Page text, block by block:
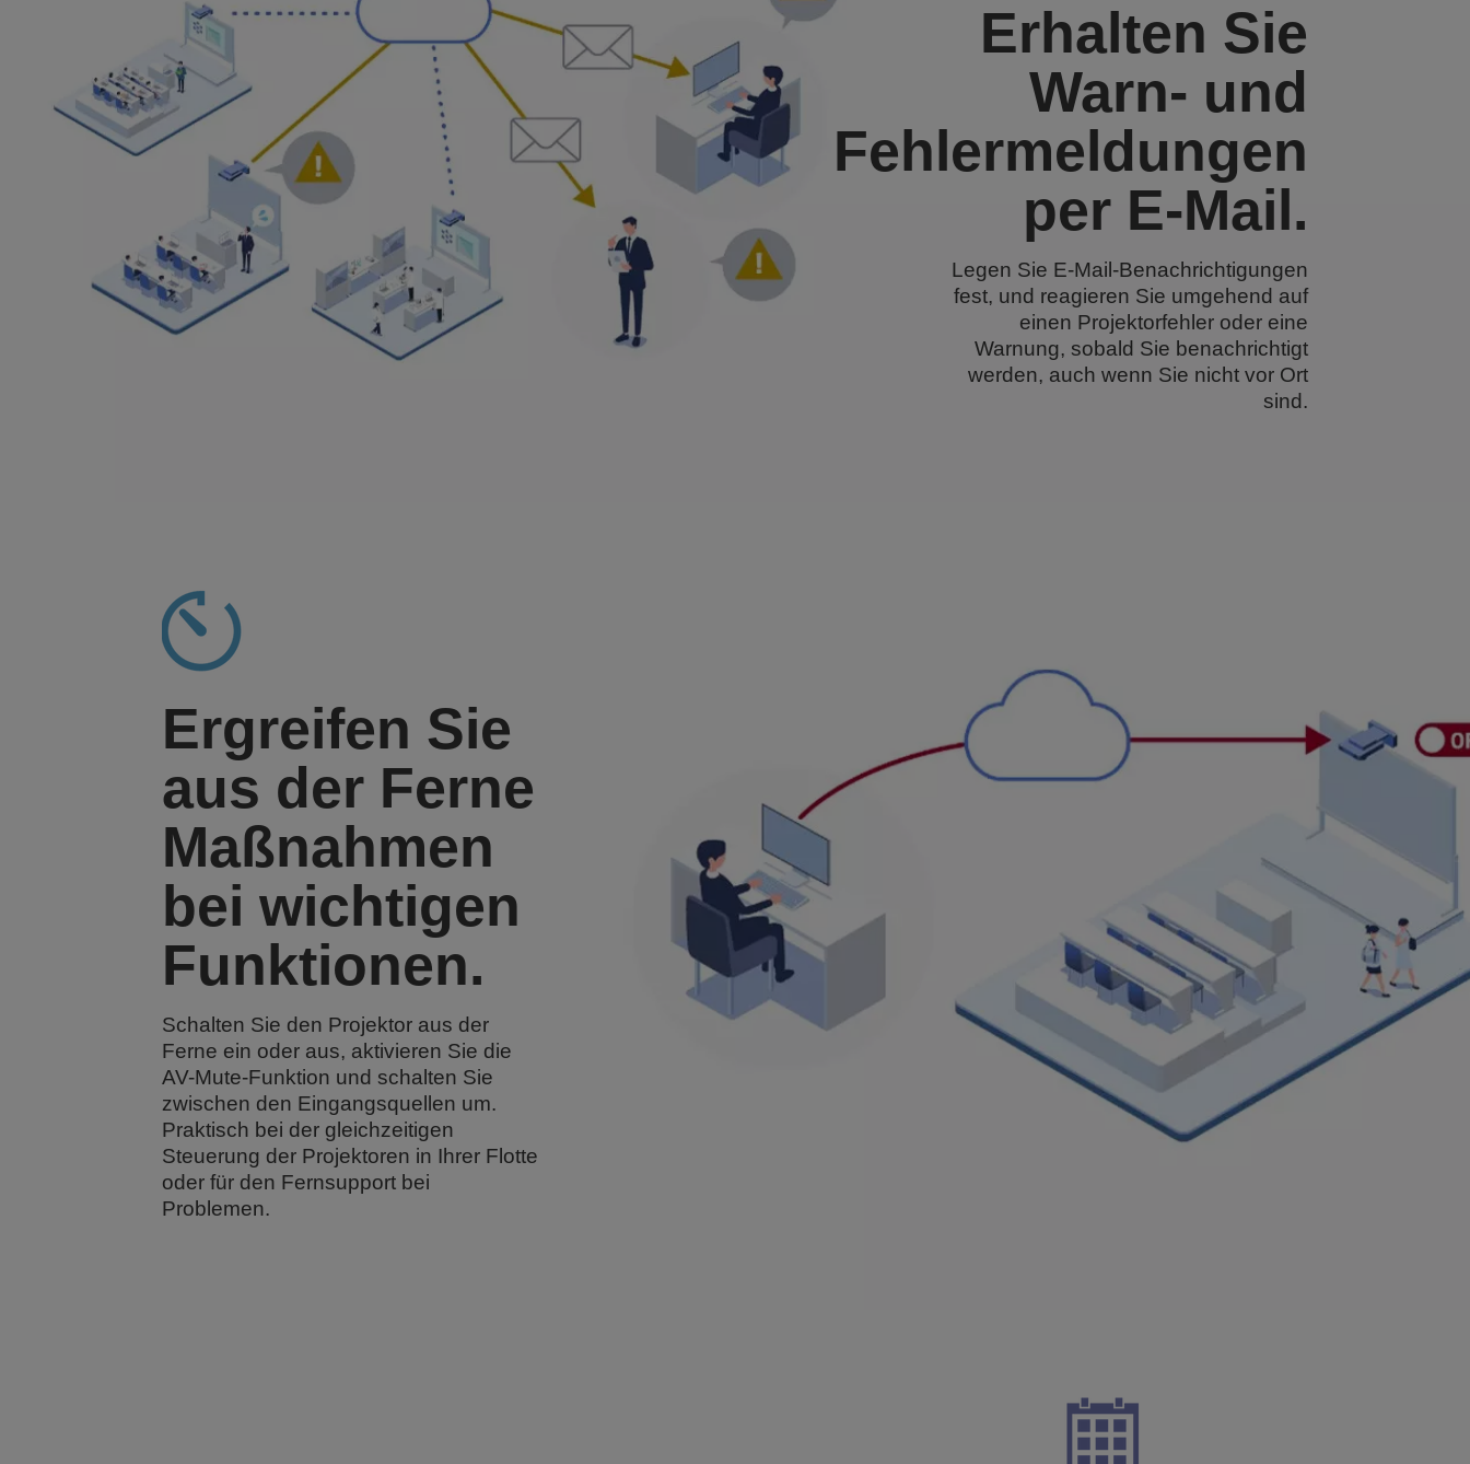
Erhalten Sie
Warn- und
Fehlermeldungen
per E-Mail.
Legen Sie E-Mail-Benachrichtigungen
fest, und reagieren Sie umgehend auf
einen Projektorfehler oder eine
Warnung, sobald Sie benachrichtigt
werden, auch wenn Sie nicht vor Ort
sind.
Ergreifen Sie
aus der Ferne
Maßnahmen
bei wichtigen
Funktionen.
Schalten Sie den Projektor aus der
Ferne ein oder aus, aktivieren Sie die
AV-Mute-Funktion und schalten Sie
zwischen den Eingangsquellen um.
Praktisch bei der gleichzeitigen
Steuerung der Projektoren in Ihrer Flotte
oder für den Fernsupport bei
Problemen.